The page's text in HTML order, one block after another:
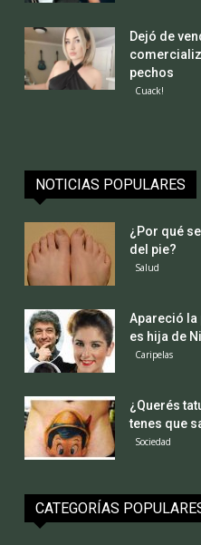
Dejó de
pechos
Cuack!
NOTICIAS POPULARES
¿Por qué
del pie?
Salud
Apareció la
es hija de
Caripelas
¿Querés
tenes que
Sociedad
CATEGORÍAS